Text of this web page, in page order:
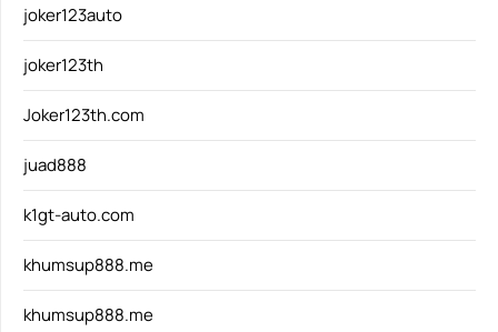
joker123auto
joker123th
Joker123th.com
juad888
k1gt-auto.com
khumsup888.me
khumsup888.me